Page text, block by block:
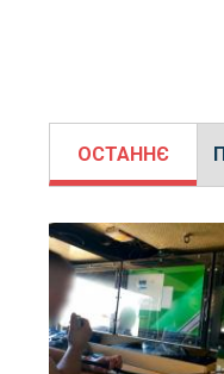
ОСТАННЄ